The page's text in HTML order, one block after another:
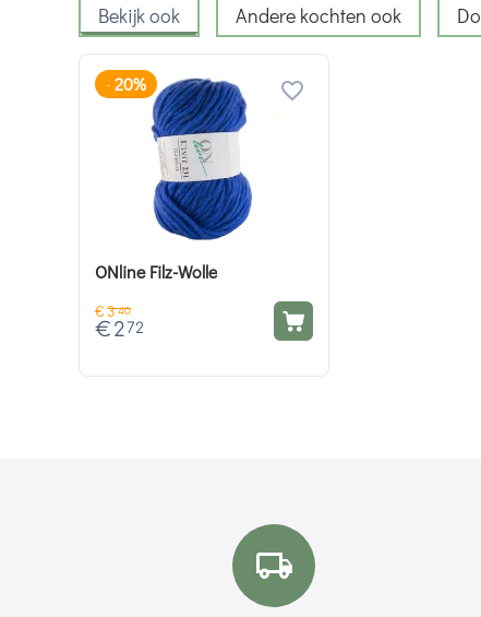
Bekijk ook Andere kochten ook
- 20%
ONline Filz-Wolle
€3 40
€ 2 72